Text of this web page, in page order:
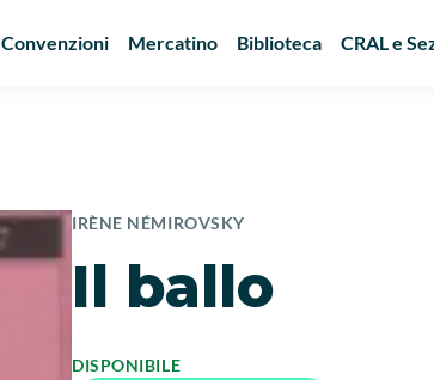
Convenzioni Mercatino Biblioteca CRAL e
IRÈNE NÉMIROVSKY
Il ballo
DISPONIBILE